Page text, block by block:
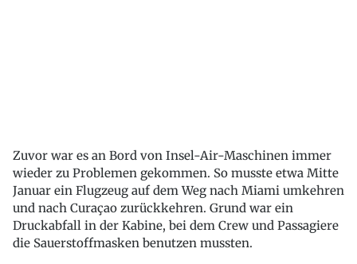
Zuvor war es an Bord von Insel-Air-Maschinen immer
wieder zu Problemen gekommen. So musste etwa Mitte
Januar ein Flugzeug auf dem Weg nach Miami umkehren
und nach Curaçao zurückkehren. Grund war ein
Druckabfall in der Kabine, bei dem Crew und Passagiere
die Sauerstoffmasken benutzen mussten.